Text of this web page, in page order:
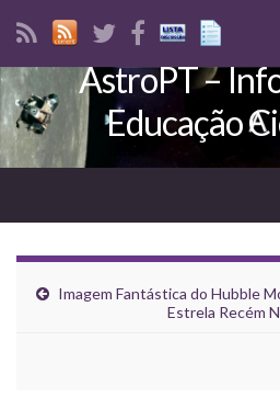
Search for:
AstroPT –
Educação
Imagem Fantástica do Hubble
Estrela Recém